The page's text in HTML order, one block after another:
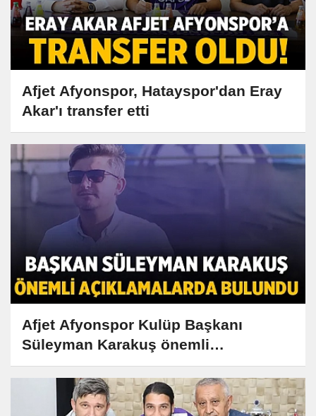
Afjet Afyonspor, Hatayspor'dan Eray
Akar'ı transfer etti
Afjet Afyonspor Kulüp Başkanı
Süleyman Karakuş önemli
açıklamalarda bulundu